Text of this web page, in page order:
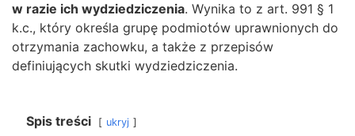
w razie ich wydziedziczenia. Wynika to z art. 991 § 1
k.c., który określa grupę podmiotów uprawnionych do
otrzymania zachowku, a także z przepisów
definiujących skutki wydziedziczenia.
Spis treści ukryj